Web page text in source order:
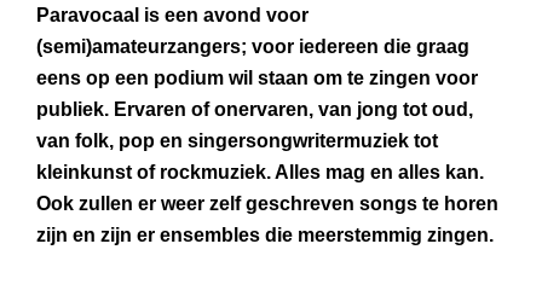
Paravocaal is een avond voor
(semi)amateurzangers; voor iedereen die graag
eens op een podium wil staan om te zingen voor
publiek. Ervaren of onervaren, van jong tot oud,
van folk, pop en singersongwritermuziek tot
kleinkunst of rockmuziek. Alles mag en alles kan.
Ook zullen er weer zelf geschreven songs te horen
zijn en zijn er ensembles die meerstemmig zingen.